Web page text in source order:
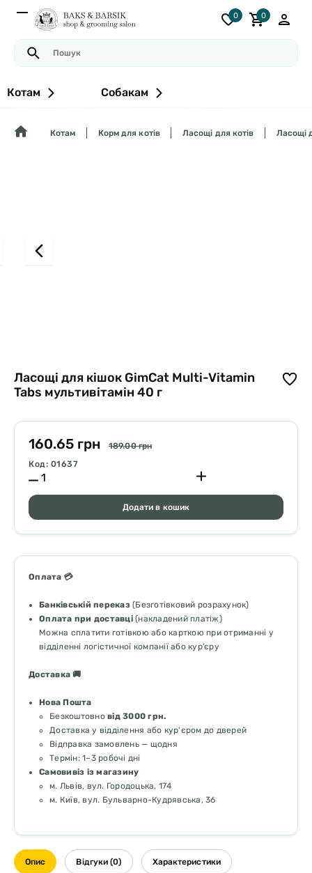
0 0
Котам Собакам
Котам Корм для котів Ласощі для котів Ласощі
Ласощі для кішок GimCat Multi-Vitamin
Tabs мультивітамін 40 г
160.65 грн
189.00 грн
Код: 01637
Додати в кошик
Оплата 💳
Банківській переказ(Безготівковий розрахунок)
Оплата при доставці(накладений платіж)
Можна сплатити готівкою або карткою при отриманні у
відділенні логістичної компанії або кур’єру
Доставка 🚚
Нова Пошта
Безкоштовно від 3000 грн.
Доставка у відділення або кур'єром до дверей
Відправка замовлень — щодня
Термін: 1–3 робочі дні
Самовивіз із магазину
м. Львів, вул. Городоцька, 174
м. Київ, вул. Бульварно-Кудрявська, 36
Опис Відгуки (0) Характеристики